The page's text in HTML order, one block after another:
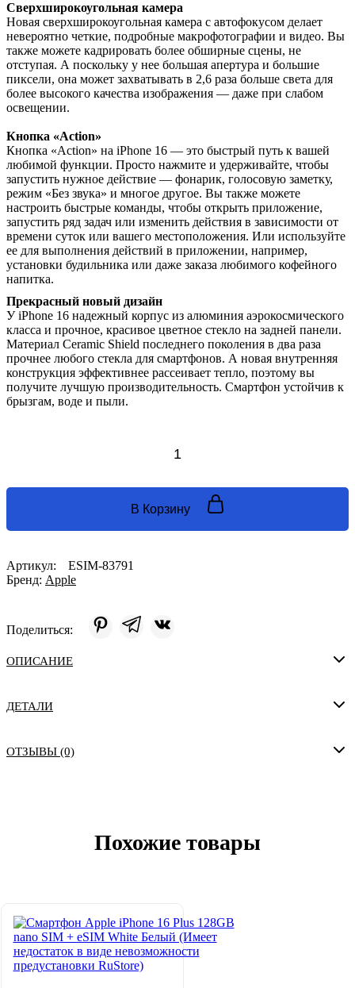
Сверхширокоугольная камера
Новая сверхширокоугольная камера с автофокусом делает
невероятно четкие, подробные макрофотографии и видео. Вы
также можете кадрировать более обширные сцены, не
отступая. А поскольку у нее большая апертура и большие
пиксели, она может захватывать в 2,6 раза больше света для
более высокого качества изображения — даже при слабом
освещении.
Кнопка «Action»
Кнопка «Action» на iPhone 16 — это быстрый путь к вашей
любимой функции. Просто нажмите и удерживайте, чтобы
запустить нужное действие — фонарик, голосовую заметку,
режим «Без звука» и многое другое. Вы также можете
настроить быстрые команды, чтобы открыть приложение,
запустить ряд задач или изменить действия в зависимости от
времени суток или вашего местоположения. Или используйте
ее для выполнения действий в приложении, например,
установки будильника или даже заказа любимого кофейного
напитка.
Прекрасный новый дизайн
У iPhone 16 надежный корпус из алюминия аэрокосмического
класса и прочное, красивое цветное стекло на задней панели.
Материал Ceramic Shield последнего поколения в два раза
прочнее любого стекла для смартфонов. А новая внутренняя
конструкция эффективнее рассеивает тепло, поэтому вы
получите лучшую производительность. Смартфон устойчив к
брызгам, воде и пыли.
физической
SIM)
В Корзину
Артикул:
ESIM-83791
Бренд: Apple
Поделиться:
ОПИСАНИЕ
ДЕТАЛИ
ОТЗЫВЫ (0)
Похожие товары